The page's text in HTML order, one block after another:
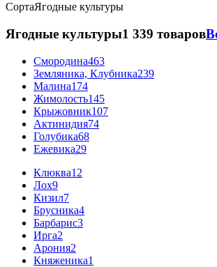
СортаЯгодные культуры
Ягодные культуры1 339 товаров
Смородина463
Земляника, Клубника239
Малина174
Жимолость145
Крыжовник107
Актинидия74
Голубика68
Ежевика29
Клюква12
Лох9
Кизил7
Брусника4
Барбарис3
Ирга2
Арония2
Княженика1